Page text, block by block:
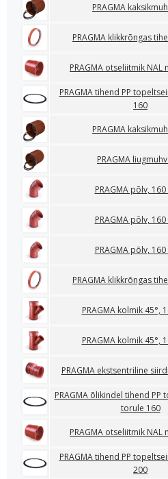
PRAGMA
PRAGMA klikkrõngas
PRAGMA otseliitmik NAL
PRAGMA tihend PP
160
PRAGMA
PRAGMA
PRAGMA põlv, 160
PRAGMA põlv, 160
PRAGMA põlv, 160
PRAGMA klikkrõngas
PRAGMA kolmik 45°,
PRAGMA kolmik 45°,
PRAGMA ekstsentriline
PRAGMA õlikindel tihend PP
torule 160
PRAGMA otseliitmik NAL
PRAGMA tihend PP
200